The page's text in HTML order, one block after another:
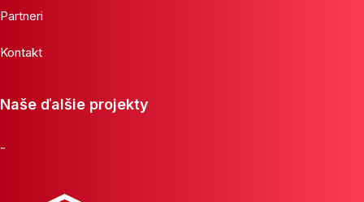
Partneri
Kontakt
Naše ďalšie projekty
-